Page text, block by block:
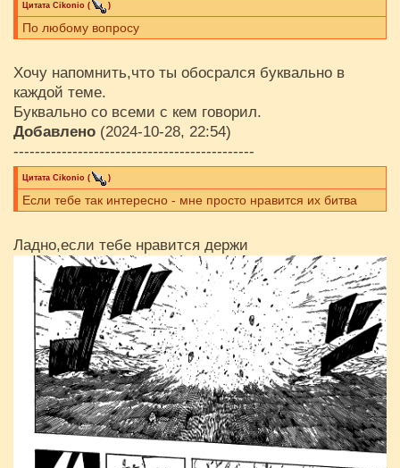
Цитата Cikоnio ( )
По любому вопросу
Хочу напомнить,что ты обосрался буквально в
каждой теме.
Буквально со всеми с кем говорил.
Добавлено (2024-10-28, 22:54)
---------------------------------------------
Цитата Cikоnio ( )
Если тебе так интересно - мне просто нравится их битва
Ладно,если тебе нравится держи